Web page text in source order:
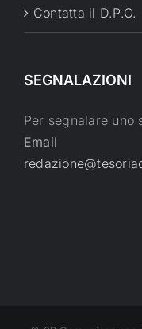
Contatta il D.P.O.
SEGNALAZIONI
Per segnalare uno
Email